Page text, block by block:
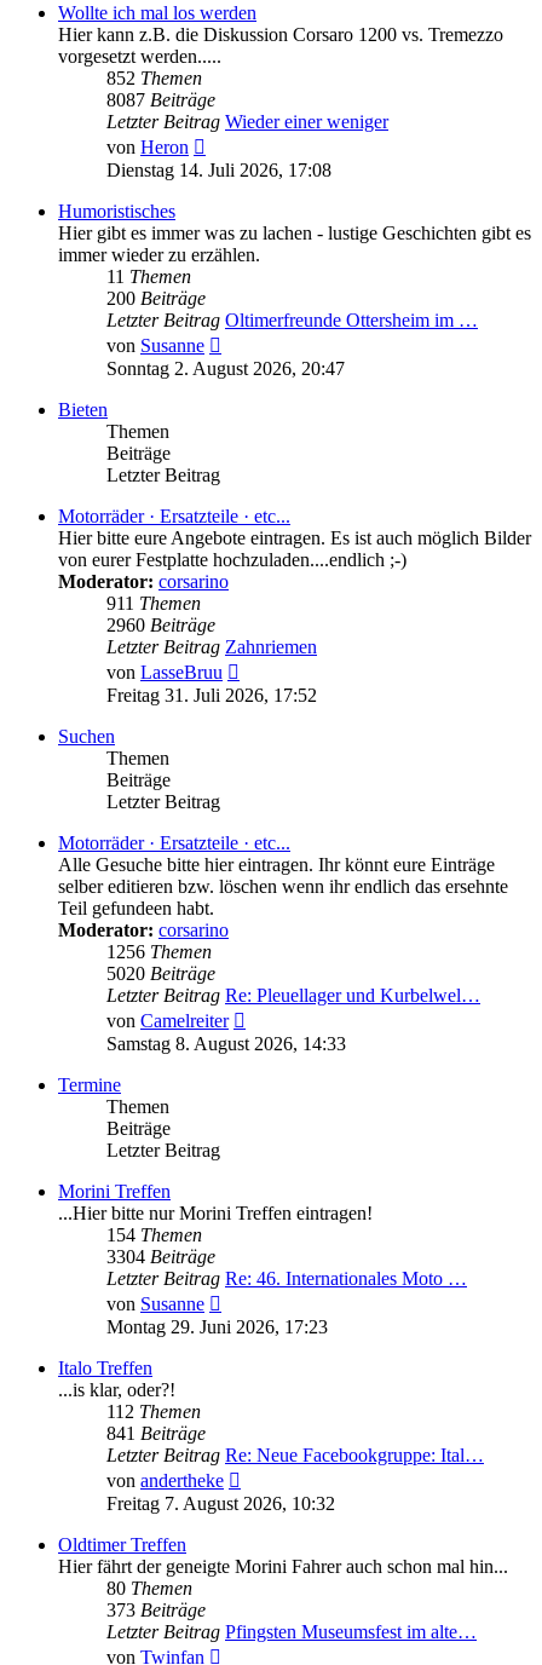
Wollte ich mal los werden
Hier kann z.B. die Diskussion Corsaro 1200 vs. Tremezzo
vorgesetzt werden.....
852 Themen
8087 Beiträge
Letzter Beitrag Wieder einer weniger
von Heron
Beitrag
Dienstag 14. Juli 2026, 17:08
Humoristisches
Hier gibt es immer was zu lachen - lustige Geschichten gibt es
immer wieder zu erzählen.
11 Themen
200 Beiträge
Letzter Beitrag Oltimerfreunde Ottersheim im …
von Susanne
Beitrag
Sonntag 2. August 2026, 20:47
Bieten
Themen
Beiträge
Letzter Beitrag
Motorräder · Ersatzteile · etc...
Hier bitte eure Angebote eintragen. Es ist auch möglich Bilder
von eurer Festplatte hochzuladen....endlich ;-)
Moderator: corsarino
911 Themen
2960 Beiträge
Letzter Beitrag Zahnriemen
von LasseBruu
Beitrag
Freitag 31. Juli 2026, 17:52
Suchen
Themen
Beiträge
Letzter Beitrag
Motorräder · Ersatzteile · etc...
Alle Gesuche bitte hier eintragen. Ihr könnt eure Einträge
selber editieren bzw. löschen wenn ihr endlich das ersehnte
Teil gefundeen habt.
Moderator: corsarino
1256 Themen
5020 Beiträge
Letzter Beitrag Re: Pleuellager und Kurbelwel…
von Camelreiter
Beitrag
Samstag 8. August 2026, 14:33
Termine
Themen
Beiträge
Letzter Beitrag
Morini Treffen
...Hier bitte nur Morini Treffen eintragen!
154 Themen
3304 Beiträge
Letzter Beitrag Re: 46. Internationales Moto …
von Susanne
Beitrag
Montag 29. Juni 2026, 17:23
Italo Treffen
...is klar, oder?!
112 Themen
841 Beiträge
Letzter Beitrag Re: Neue Facebookgruppe: Ital…
von andertheke
Beitrag
Freitag 7. August 2026, 10:32
Oldtimer Treffen
Hier fährt der geneigte Morini Fahrer auch schon mal hin...
80 Themen
373 Beiträge
Letzter Beitrag Pfingsten Museumsfest im alte…
von Twinfan